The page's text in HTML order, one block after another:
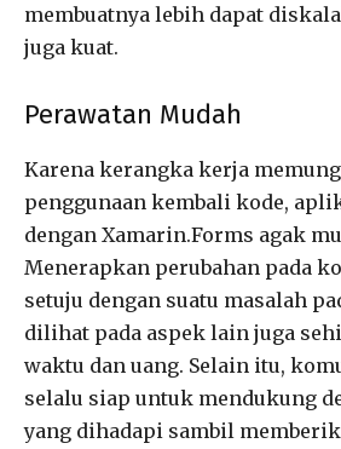
membuatnya lebih dapat
juga kuat.
Perawatan Mudah
Karena kerangka kerja
penggunaan kembali kode,
dengan Xamarin.Forms agak
Menerapkan perubahan pada
setuju dengan suatu masalah
dilihat pada aspek lain juga
waktu dan uang. Selain itu,
selalu siap untuk mendukung
yang dihadapi sambil